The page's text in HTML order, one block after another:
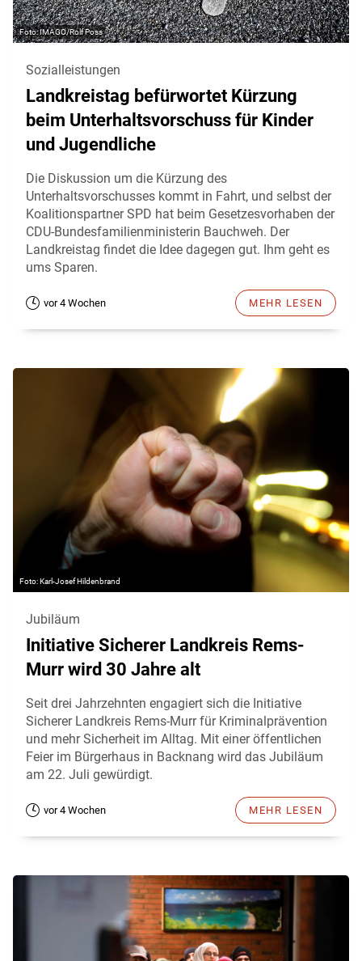
IMAGO/Rolf Poss
Sozialleistungen
Landkreistag befürwortet Kürzung
beim Unterhaltsvorschuss für Kinder
und Jugendliche
Die Diskussion um die Kürzung des
Unterhaltsvorschusses kommt in Fahrt, und selbst der
Koalitionspartner SPD hat beim Gesetzesvorhaben der
CDU-Bundesfamilienministerin Bauchweh. Der
Landkreistag findet die Idee dagegen gut. Ihm geht es
ums Sparen.
vor 4 Wochen MEHR LESEN
Karl-Josef Hildenbrand
Jubiläum
Initiative Sicherer Landkreis Rems-
Murr wird 30 Jahre alt
Seit drei Jahrzehnten engagiert sich die Initiative
Sicherer Landkreis Rems-Murr für Kriminalprävention
und mehr Sicherheit im Alltag. Mit einer öffentlichen
Feier im Bürgerhaus in Backnang wird das Jubiläum
am 22. Juli gewürdigt.
vor 4 Wochen MEHR LESEN